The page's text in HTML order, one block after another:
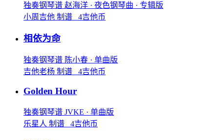
独奏钢琴谱 赵海洋 · 夜色钢琴曲 · 专辑版
小周吉他 制谱 4吉他币
相依为命
独奏钢琴谱 陈小春 · 单曲版
吉他老杨 制谱 4吉他币
Golden Hour
独奏钢琴谱 JVKE · 单曲版
乐星人 制谱 4吉他币